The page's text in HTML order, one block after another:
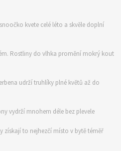
kvete celé léto a skvěle doplní
Rostliny do vlhka promění mokrý kout
udrží truhlíky plné květů až do
vydrží mnohem déle bez plevele
získají to nejhezčí místo v bytě téměř